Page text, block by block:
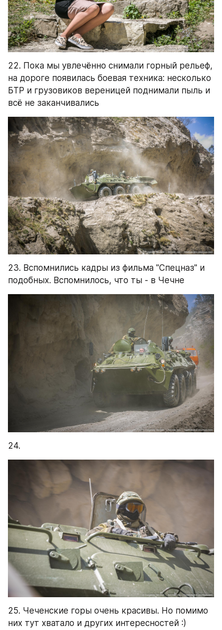
22. Пока мы увлечённо снимали горный рельеф,
на дороге появилась боевая техника: несколько
БТР и грузовиков вереницей поднимали пыль и
всё не заканчивались
23. Вспомнились кадры из фильма "Спецназ" и
подобных. Вспомнилось, что ты - в Чечне
24.
25. Чеченские горы очень красивы. Но помимо
них тут хватало и других интересностей :)